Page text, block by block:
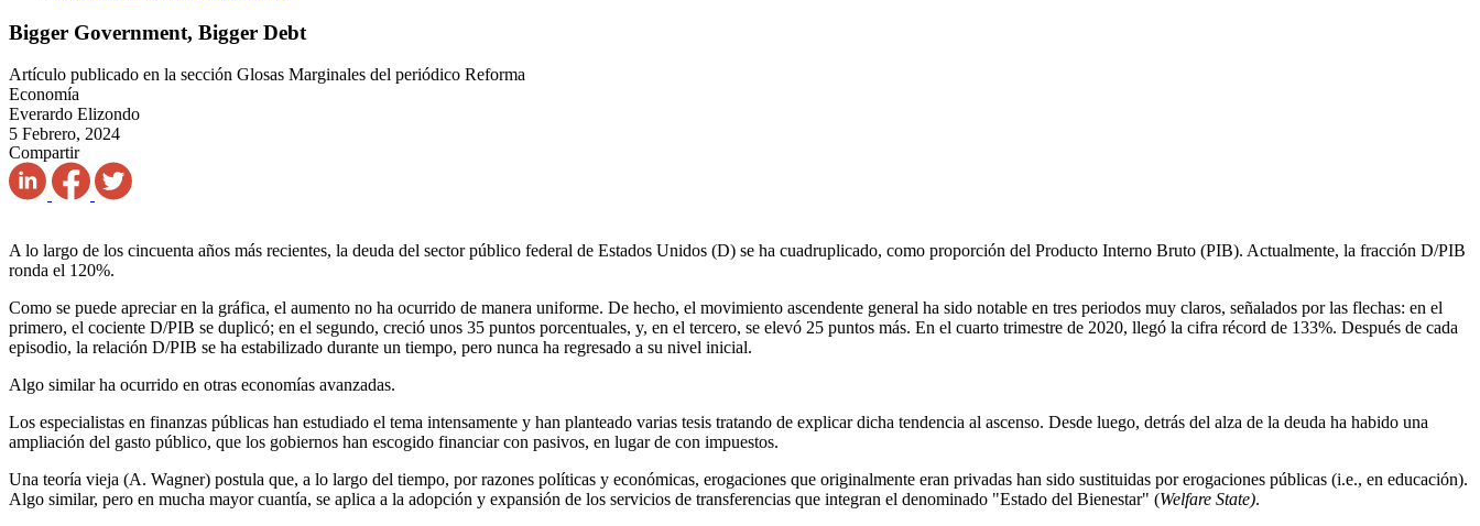
Bigger Government, Bigger Debt
Artículo publicado en la sección Glosas Marginales del periódico Reforma
Economía
Everardo Elizondo
5 Febrero, 2024
Compartir
A lo largo de los cincuenta años más recientes, la deuda del sector público federal de Estados Unidos (D) se ha cuadruplicado, como proporción del Producto Interno Bruto (PIB). Actualmente, la fracción D/PIB
ronda el 120%.
Como se puede apreciar en la gráfica, el aumento no ha ocurrido de manera uniforme. De hecho, el movimiento ascendente general ha sido notable en tres periodos muy claros, señalados por las flechas: en el
primero, el cociente D/PIB se duplicó; en el segundo, creció unos 35 puntos porcentuales, y, en el tercero, se elevó 25 puntos más. En el cuarto trimestre de 2020, llegó la cifra récord de 133%. Después de cada
episodio, la relación D/PIB se ha estabilizado durante un tiempo, pero nunca ha regresado a su nivel inicial.
Algo similar ha ocurrido en otras economías avanzadas.
Los especialistas en finanzas públicas han estudiado el tema intensamente y han planteado varias tesis tratando de explicar dicha tendencia al ascenso. Desde luego, detrás del alza de la deuda ha habido una
ampliación del gasto público, que los gobiernos han escogido financiar con pasivos, en lugar de con impuestos.
Una teoría vieja (A. Wagner) postula que, a lo largo del tiempo, por razones políticas y económicas, erogaciones que originalmente eran privadas han sido sustituidas por erogaciones públicas (i.e., en educación).
Algo similar, pero en mucha mayor cuantía, se aplica a la adopción y expansión de los servicios de transferencias que integran el denominado "Estado del Bienestar" (Welfare State).